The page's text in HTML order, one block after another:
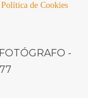
Política de Cookies
-